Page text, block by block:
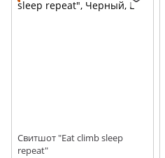
Свитшот "Eat climb sleep
repeat"